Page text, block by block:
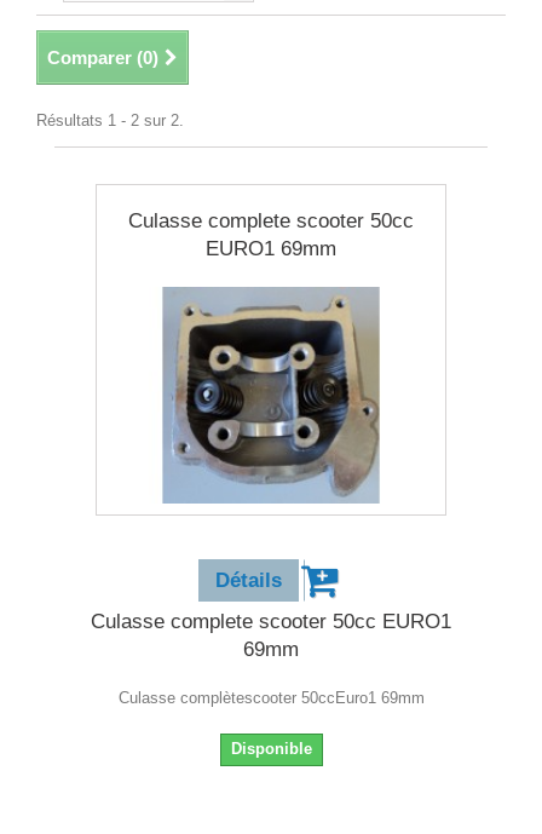
Comparer (0)
Résultats 1 - 2 sur 2.
Culasse complete scooter 50cc
EURO1 69mm
Détails
Culasse complete scooter 50cc EURO1
69mm
Culasse complètescooter 50ccEuro1 69mm
Disponible